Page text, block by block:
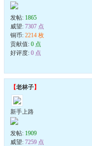
发帖: 1865
威望: 7307 点
铜币: 2214 枚
贡献值: 0 点
好评度: 0 点
【老林子】
新手上路
发帖: 1909
威望: 7259 点